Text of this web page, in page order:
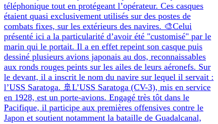
téléphonique tout en protégeant l’opérateur. Ces casques
étaient quasi exclusivement utilisés sur des postes de
combats fixes, sur les extérieurs des navires. 🎨Celui
présenté ici a la particularité d’avoir été "customisé" par le
marin qui le portait. Il a en effet repeint son casque puis
dessiné plusieurs avions japonais au dos, reconnaissables
aux ronds rouges peints sur les ailes de leurs aéronefs. Sur
le devant, il a inscrit le nom du navire sur lequel il servait :
l’USS Saratoga. 🚢L’USS Saratoga (CV-3), mis en service
en 1928, est un porte-avions. Engagé très tôt dans le
Pacifique, il participe aux premières offensives contre le
Japon et soutient notamment la bataille de Guadalcanal,